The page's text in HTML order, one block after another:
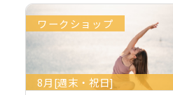
ワークショップ
8月[週末・祝日]